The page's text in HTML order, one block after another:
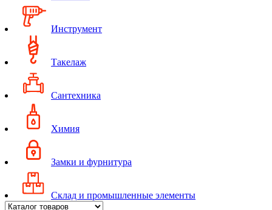
Инструмент
Такелаж
Сантехника
Химия
Замки и фурнитура
Склад и промышленные элементы